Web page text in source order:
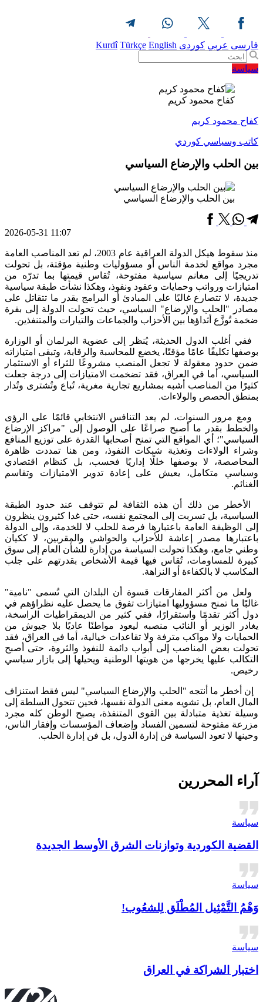
فارسی عربي کوردی Kurdî Türkçe English
سیاسة
كفاح محمود كریم
كفاح محمود كریم
كاتب وسياسي كوردي
بين الحلب والإرضاع السياسي
بين الحلب والإرضاع السياسي
2026-05-31 11:07
منذ سقوط هيكل الدولة العراقية عام 2003، لم تعد المناصب العامة
مجرد مواقع لخدمة الناس أو مسؤوليات وطنية مؤقتة، بل تحولت
تدريجيًا إلى مغانم سياسية مفتوحة، تُقاس قيمتها بما تدرّه من
امتيازات ورواتب وحمايات وعقود ونفوذ، وهكذا نشأت طبقة سياسية
جديدة، لا تتصارع غالبًا على المبادئ أو البرامج بقدر ما تتقاتل على
مصادر "الحلب والإرضاع" السياسي، حيث تحولت الدولة إلى بقرة
ضخمة تُوزَّع أثداؤها بين الأحزاب والجماعات والتيارات والمتنفذين.
ففي أغلب الدول الحديثة، يُنظر إلى عضوية البرلمان أو الوزارة
بوصفها تكليفًا عامًا مؤقتًا، يخضع للمحاسبة والرقابة، وتبقى امتيازاته
ضمن حدود معقولة لا تجعل المنصب مشروعًا للثراء أو الاستثمار
السياسي، أما في العراق، فقد تضخمت الامتيازات إلى درجة جعلت
كثيرًا من المناصب أشبه بمشاريع تجارية مغرية، تُباع وتُشترى وتُدار
بمنطق الحصص والولاءات.
ومع مرور السنوات، لم يعد التنافس الانتخابي قائمًا على الرؤى
والخطط بقدر ما أصبح صراعًا على الوصول إلى "مراكز الإرضاع
السياسي"؛ أي المواقع التي تمنح أصحابها القدرة على توزيع المنافع
وشراء الولاءات وتغذية شبكات النفوذ، ومن هنا تمددت ظاهرة
المحاصصة، لا بوصفها خللًا إداريًا فحسب، بل كنظام اقتصادي
وسياسي متكامل، يعيش على إعادة تدوير الامتيازات وتقاسم
الغنائم.
الأخطر من ذلك أن هذه الثقافة لم تتوقف عند حدود الطبقة
السياسية، بل تسربت إلى المجتمع نفسه، حتى غدا كثيرون ينظرون
إلى الوظيفة العامة باعتبارها فرصة للحلب لا للخدمة، وإلى الدولة
باعتبارها مصدر إعاشة للأحزاب والحواشي والمقربين، لا ككيان
وطني جامع، وهكذا تحولت السياسة من إدارة للشأن العام إلى سوق
كبيرة للمساومات، تُقاس فيها قيمة الأشخاص بقدرتهم على جلب
المكاسب لا بالكفاءة أو النزاهة.
ولعل من أكثر المفارقات قسوة أن البلدان التي تُسمى "نامية"
غالبًا ما تمنح مسؤوليها امتيازات تفوق ما يحصل عليه نظراؤهم في
دول أكثر تقدمًا واستقرارًا، ففي كثير من الديمقراطيات الراسخة،
يغادر الوزير أو النائب منصبه ليعود مواطنًا عاديًا بلا جيوش من
الحمايات ولا مواكب مترفة ولا تقاعدات خيالية، أما في العراق، فقد
تحولت بعض المناصب إلى أبواب دائمة للنفوذ والثروة، حتى أصبح
التكالب عليها يخرجها من هويتها الوطنية ويحيلها إلى بازار سياسي
رخيص.
إن أخطر ما أنتجه "الحلب والإرضاع السياسي" ليس فقط استنزاف
المال العام، بل تشويه معنى الدولة نفسها، فحين تتحول السلطة إلى
وسيلة تغذية متبادلة بين القوى المتنفذة، يصبح الوطن كله مجرد
مزرعة مفتوحة لتسمين الفساد وإضعاف المؤسسات وإفقار الناس،
وحينها لا تعود السياسة فن إدارة الدول، بل فن إدارة الحلب.
آراء المحررين
سیاسة
القضية الكوردية وتوازنات الشرق الأوسط الجديدة
سیاسة
وَهْمُ التَّمْثِيل المُطْلَق لِلشعُوب!
سیاسة
اختبار الشراكة في العراق